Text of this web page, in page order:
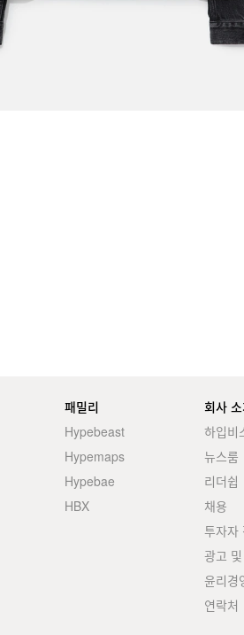
패밀리
Hypebeast
Hypemaps
Hypebae
HBX
회사
하입비
뉴스룸
리더쉽
채용
투자자
광고
윤리경
연락처